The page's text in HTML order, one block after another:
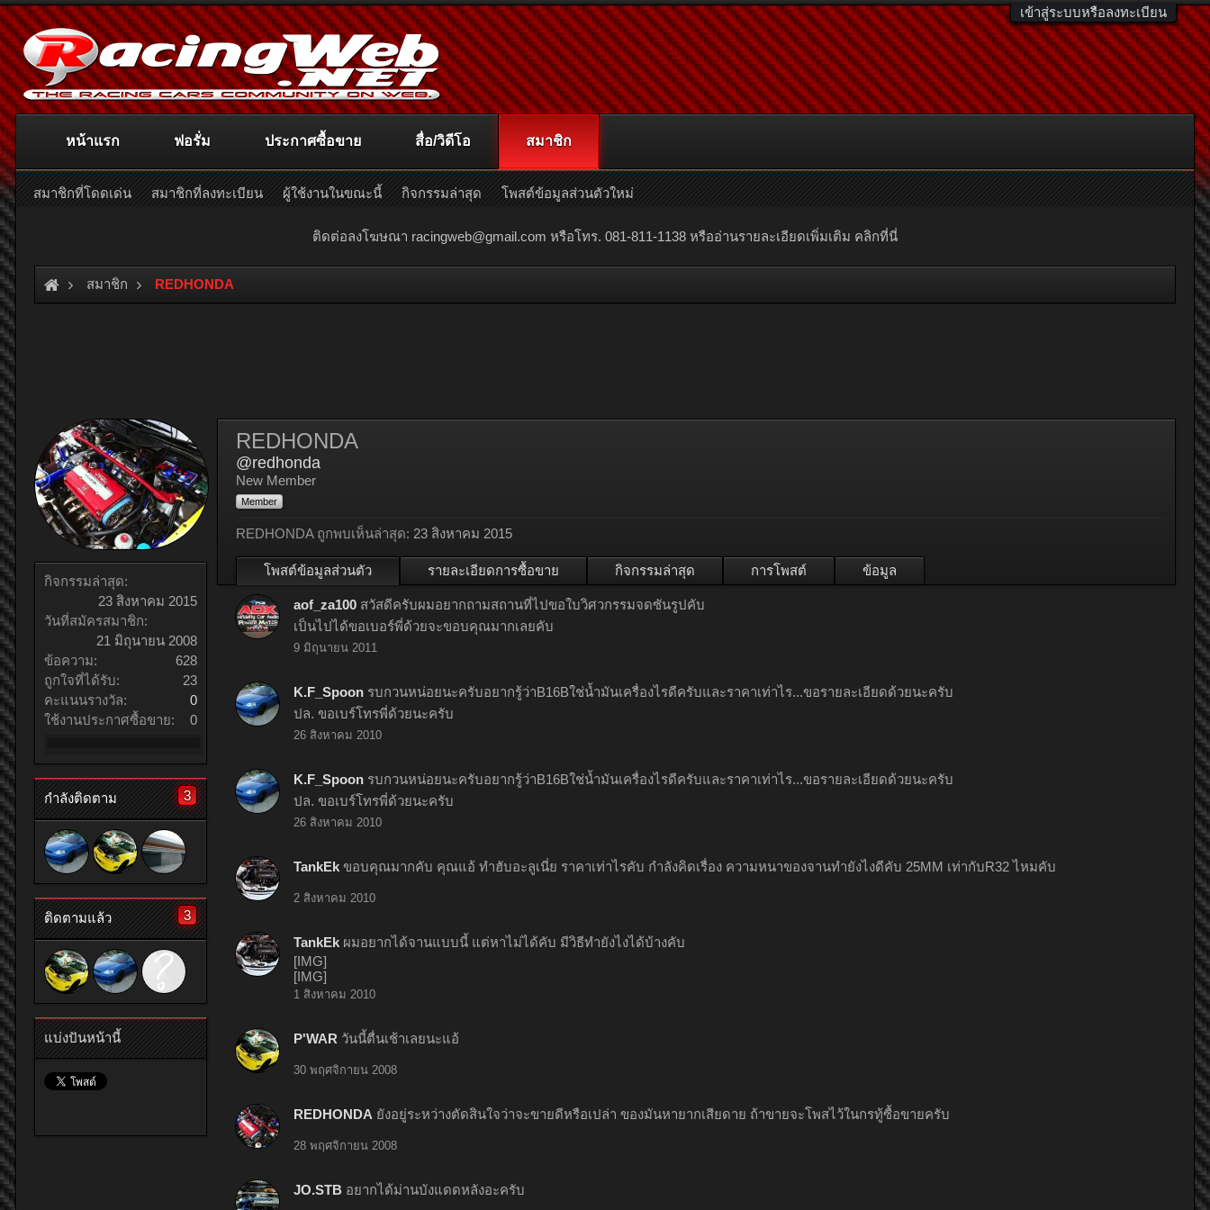
เข้าสู่ระบบหรือลงทะเบียน
ติดต่อลงโฆษณา racingweb@gmail.com หรือโทร. 081-811-1138 หรืออ่านรายละเอียดเพิ่มเติม คลิกที่นี่
สมาชิก REDHONDA
กิจกรรมล่าสุด:
23 สิงหาคม 2015
วันที่สมัครสมาชิก:
21 มิถุนายน 2008
ข้อความ:
628
ถูกใจที่ได้รับ:
23
คะแนนรางวัล:
0
ใช้งานประกาศซื้อขาย:
0
กำลังติดตาม 3
ติดตามแล้ว 3
แบ่งปันหน้านี้
REDHONDA
@redhonda
New Member
Member
REDHONDA ถูกพบเห็นล่าสุด: 23 สิงหาคม 2015
โพสต์ข้อมูลส่วนตัว รายละเอียดการซื้อขาย กิจกรรมล่าสุด การโพสต์ ข้อมูล
aof_za100 สวัสดีครับผมอยากถามสถานที่ไปขอใบวิศวกรรมจดซันรูปคับ
เป็นไปได้ขอเบอร์พี่ด้วยจะขอบคุณมากเลยคับ
9 มิถุนายน 2011
K.F_Spoon รบกวนหน่อยนะครับอยากรู้ว่าB16Bใช่น้ำมันเครื่องไรดีครับและราคาเท่าไร...ขอรายละเอียดด้วยนะครับ
ปล. ขอเบร์โทรพี่ด้วยนะครับ
26 สิงหาคม 2010
K.F_Spoon รบกวนหน่อยนะครับอยากรู้ว่าB16Bใช่น้ำมันเครื่องไรดีครับและราคาเท่าไร...ขอรายละเอียดด้วยนะครับ
ปล. ขอเบร์โทรพี่ด้วยนะครับ
26 สิงหาคม 2010
TankEk ขอบคุณมากคับ คุณแอ้ ทำฮับอะลูเนี่ย ราคาเท่าไรคับ กำลังคิดเรื่อง ความหนาของจานทำยังไงดีคับ 25MM เท่ากับR32 ไหมคับ
2 สิงหาคม 2010
TankEk ผมอยากได้จานแบบนี้ แต่หาไม่ได้คับ มีวิธีทำยังไงได้บ้างคับ
[IMG]
[IMG]
1 สิงหาคม 2010
P'WAR วันนี้ตื่นเช้าเลยนะแอ้
30 พฤศจิกายน 2008
REDHONDA ยังอยู่ระหว่างตัดสินใจว่าจะขายดีหรือเปล่า ของมันหายากเสียดาย ถ้าขายจะโพสไว้ในกรทู้ซื้อขายครับ
28 พฤศจิกายน 2008
JO.STB อยากได้ม่านบังแดดหลังอะครับ
หน้าแรก ฟอรั่ม ประกาศซื้อขาย สื่อ/วิดีโอ สมาชิก
สมาชิกที่โดดเด่น สมาชิกที่ลงทะเบียน ผู้ใช้งานในขณะนี้ กิจกรรมล่าสุด โพสต์ข้อมูลส่วนตัวใหม่